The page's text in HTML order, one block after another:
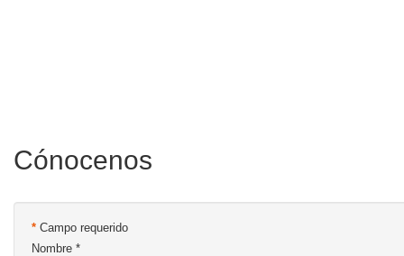
Cónocenos
* Campo requerido
Nombre *